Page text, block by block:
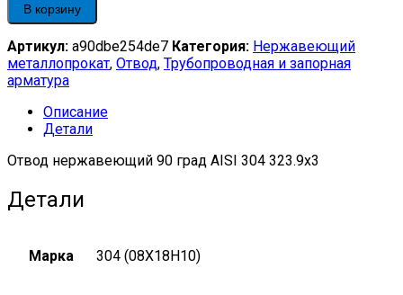
В корзину
Артикул: a90dbe254de7 Категория: Нержавеющий
металлопрокат, Отвод, Трубопроводная и запорная
арматура
Описание
Детали
Отвод нержавеющий 90 град AISI 304 323.9х3
Детали
Марка 304 (08Х18Н10)